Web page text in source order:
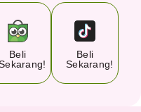
Beli
Beli
Sekarang!